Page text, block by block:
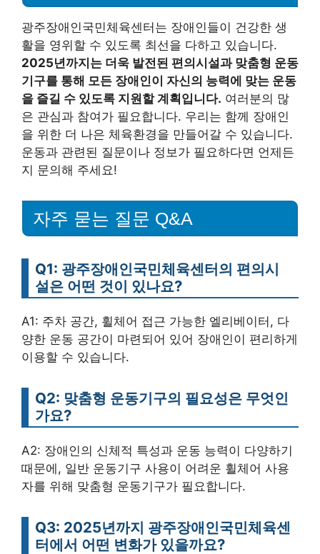
광주장애인국민체육센터는 장애인들이 건강한 생
활을 영위할 수 있도록 최선을 다하고 있습니다.
2025년까지는 더욱 발전된 편의시설과 맞춤형 운동
기구를 통해 모든 장애인이 자신의 능력에 맞는 운동
을 즐길 수 있도록 지원할 계획입니다. 여러분의 많
은 관심과 참여가 필요합니다. 우리는 함께 장애인
을 위한 더 나은 체육환경을 만들어갈 수 있습니다.
운동과 관련된 질문이나 정보가 필요하다면 언제든
지 문의해 주세요!
자주 묻는 질문 Q&A
Q1: 광주장애인국민체육센터의 편의시
설은 어떤 것이 있나요?
A1: 주차 공간, 휠체어 접근 가능한 엘리베이터, 다
양한 운동 공간이 마련되어 있어 장애인이 편리하게
이용할 수 있습니다.
Q2: 맞춤형 운동기구의 필요성은 무엇인
가요?
A2: 장애인의 신체적 특성과 운동 능력이 다양하기
때문에, 일반 운동기구 사용이 어려운 휠체어 사용
자를 위해 맞춤형 운동기구가 필요합니다.
Q3: 2025년까지 광주장애인국민체육센
터에서 어떤 변화가 있을까요?